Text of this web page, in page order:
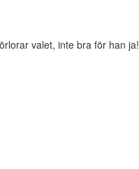
valet, inte bra för han ja!